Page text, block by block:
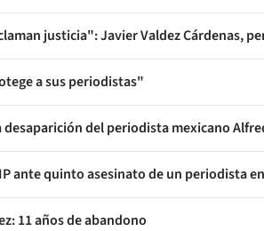
justicia": Javier Valdez Cárdenas,
a sus periodistas"
desaparición del periodista mexicano
ante quinto asesinato de un periodista
11 años de abandono